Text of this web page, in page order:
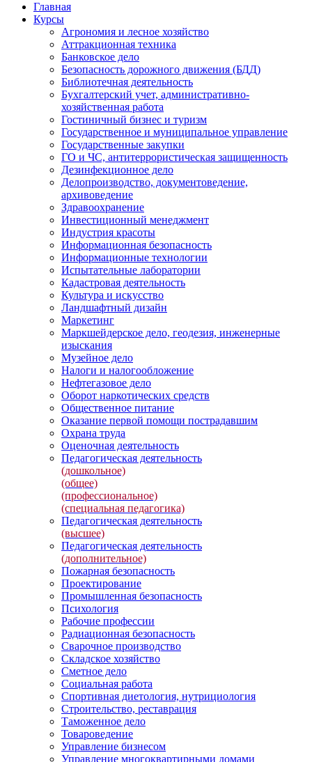
Главная
Курсы
Агрономия и лесное хозяйство
Аттракционная техника
Банковское дело
Безопасность дорожного движения (БДД)
Библиотечная деятельность
Бухгалтерский учет, административно-
хозяйственная работа
Гостиничный бизнес и туризм
Государственное и муниципальное управление
Государственные закупки
ГО и ЧС, антитеррористическая защищенность
Дезинфекционное дело
Делопроизводство, документоведение,
архивоведение
Здравоохранение
Инвестиционный менеджмент
Индустрия красоты
Информационная безопасность
Информационные технологии
Испытательные лаборатории
Кадастровая деятельность
Культура и искусство
Ландшафтный дизайн
Маркетинг
Маркшейдерское дело, геодезия, инженерные
изыскания
Музейное дело
Налоги и налогообложение
Нефтегазовое дело
Оборот наркотических средств
Общественное питание
Оказание первой помощи пострадавшим
Охрана труда
Оценочная деятельность
Педагогическая деятельность
(дошкольное)
(общее)
(профессиональное)
(специальная педагогика)
Педагогическая деятельность
(высшее)
Педагогическая деятельность
(дополнительное)
Пожарная безопасность
Проектирование
Промышленная безопасность
Психология
Рабочие профессии
Радиационная безопасность
Сварочное производство
Складское хозяйство
Сметное дело
Социальная работа
Спортивная диетология, нутрициология
Строительство, реставрация
Таможенное дело
Товароведение
Управление бизнесом
Управление многоквартирными домами